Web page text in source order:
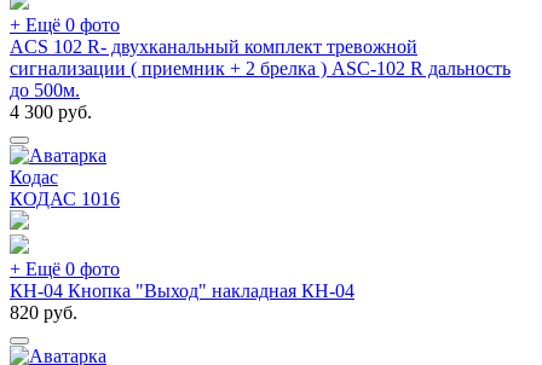
+ Ещё 0 фото
ACS 102 R- двухканальный комплект тревожной
сигнализации ( приемник + 2 брелка ) ASC-102 R дальность
до 500м.
4 300 руб.
Кодас
КОДАС 1016
+ Ещё 0 фото
КН-04 Кнопка "Выход" накладная КН-04
820 руб.